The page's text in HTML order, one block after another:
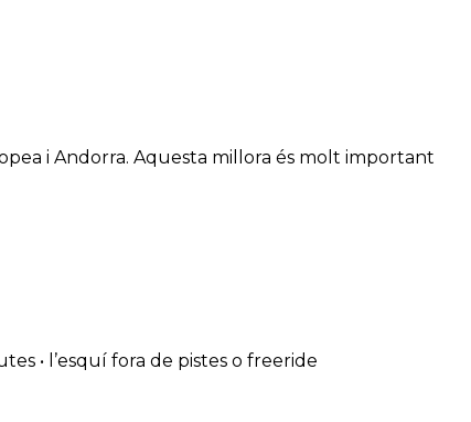
i Andorra. Aquesta millora és molt important
• l’esquí fora de pistes o freeride